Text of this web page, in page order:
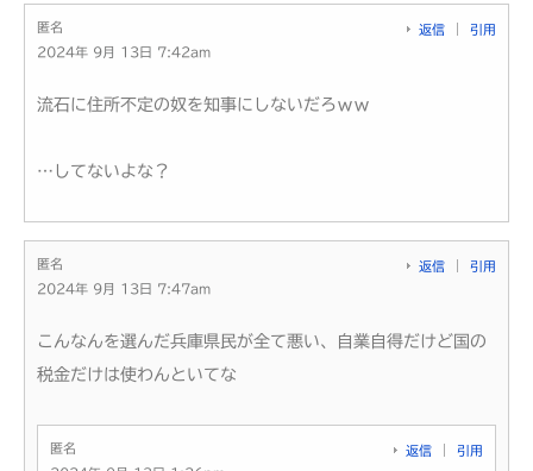
匿名
2024年 9月 13日 7:42am
返信 引用
流石に住所不定の奴を知事にしないだろｗｗ
…してないよな？
匿名
2024年 9月 13日 7:47am
返信 引用
こんなんを選んだ兵庫県民が全て悪い、自業自得だけど国の
税金だけは使わんといてな
匿名
返信 引用